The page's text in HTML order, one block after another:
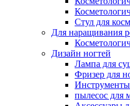
Стул для
Для наращивания
Дизайн ногтей
Лампа для
Фризер для
пылесос для